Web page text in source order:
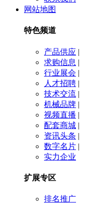
网站地图
特色频道
产品供应 |
求购信息 |
行业展会 |
人才招聘 |
技术交流 |
机械品牌 |
视频直播 |
配套商城 |
资讯头条 |
数字名片 |
实力企业
扩展专区
排名推广